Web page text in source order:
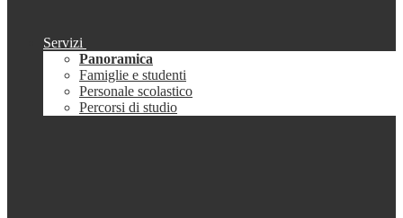
Servizi
Panoramica
Famiglie e studenti
Personale scolastico
Percorsi di studio